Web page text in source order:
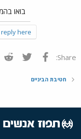
בואו
here.
Share: פייסבוק Twitter
חטיבת הביניים